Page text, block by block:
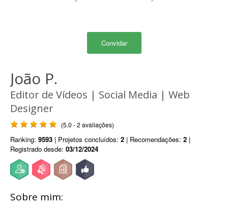
Convidar
João P.
Editor de Vídeos | Social Media | Web
Designer
(5.0 - 2 avaliações)
Ranking: 9593 | Projetos concluídos: 2 | Recomendações: 2 |
Registrado desde: 03/12/2024
Sobre mim: